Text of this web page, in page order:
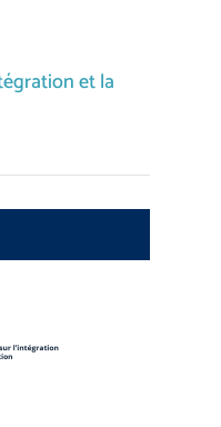
et la